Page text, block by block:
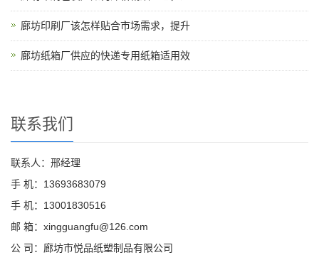
廊坊印刷厂该怎样贴合市场需求，提升
廊坊纸箱厂供应的快递专用纸箱适用效
联系我们
联系人：邢经理
手 机：13693683079
手 机：13001830516
邮 箱：xingguangfu@126.com
公 司：廊坊市悦品纸塑制品有限公司